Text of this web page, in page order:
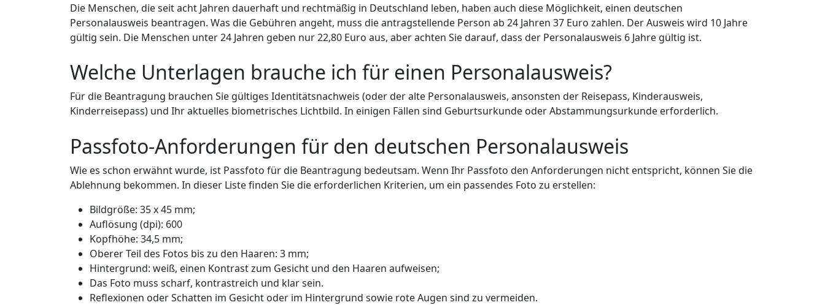
Die Menschen, die seit acht Jahren dauerhaft und rechtmäßig in Deutschland leben, haben auch diese Möglichkeit, einen deutschen
Personalausweis beantragen. Was die Gebühren angeht, muss die antragstellende Person ab 24 Jahren 37 Euro zahlen. Der Ausweis wird 10 Jahre
gültig sein. Die Menschen unter 24 Jahren geben nur 22,80 Euro aus, aber achten Sie darauf, dass der Personalausweis 6 Jahre gültig ist.
Welche Unterlagen brauche ich für einen Personalausweis?
Für die Beantragung brauchen Sie gültiges Identitätsnachweis (oder der alte Personalausweis, ansonsten der Reisepass, Kinderausweis,
Kinderreisepass) und Ihr aktuelles biometrisches Lichtbild. In einigen Fällen sind Geburtsurkunde oder Abstammungsurkunde erforderlich.
Passfoto-Anforderungen für den deutschen Personalausweis
Wie es schon erwähnt wurde, ist Passfoto für die Beantragung bedeutsam. Wenn Ihr Passfoto den Anforderungen nicht entspricht, können Sie die
Ablehnung bekommen. In dieser Liste finden Sie die erforderlichen Kriterien, um ein passendes Foto zu erstellen:
Bildgröße: 35 x 45 mm;
Auflösung (dpi): 600
Kopfhöhe: 34,5 mm;
Oberer Teil des Fotos bis zu den Haaren: 3 mm;
Hintergrund: weiß, einen Kontrast zum Gesicht und den Haaren aufweisen;
Das Foto muss scharf, kontrastreich und klar sein.
Reflexionen oder Schatten im Gesicht oder im Hintergrund sowie rote Augen sind zu vermeiden.